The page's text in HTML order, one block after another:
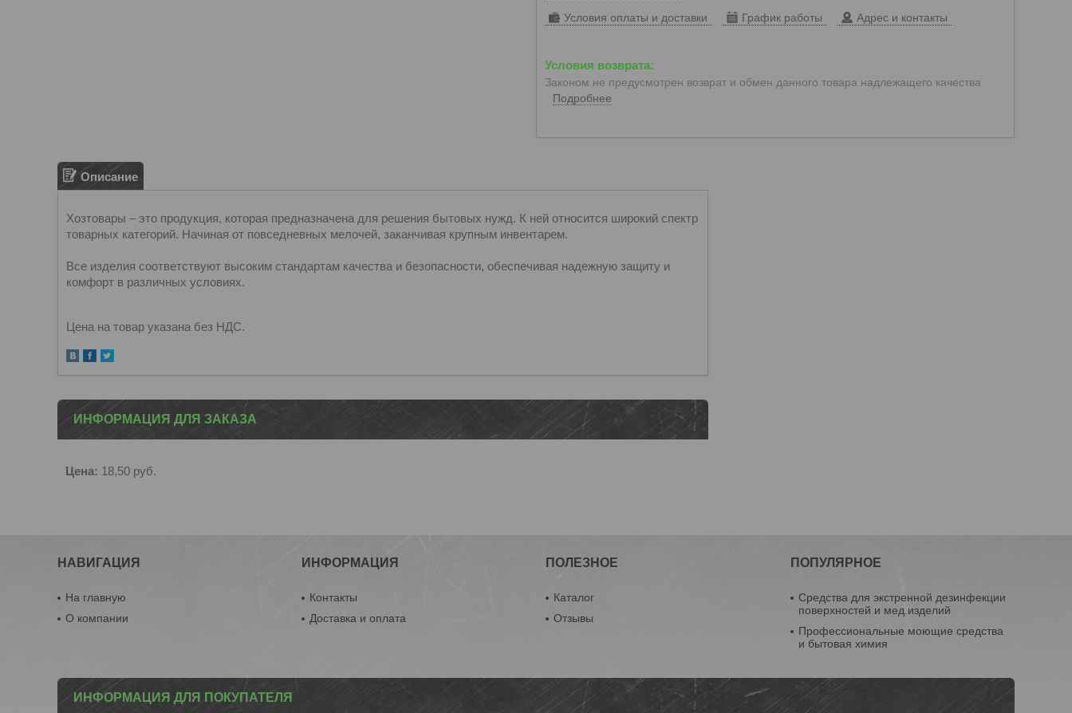
Условия оплаты и доставки График работы Адрес и контакты
Законом не предусмотрен возврат и обмен данного товара надлежащего качества
Подробнее
Описание
Хозтовары – это продукция, которая предназначена для решения бытовых нужд. К ней относится широкий спектр
товарных категорий. Начиная от повседневных мелочей, заканчивая крупным инвентарем.
Все изделия соответствуют высоким стандартам качества и безопасности, обеспечивая надежную защиту и
комфорт в различных условиях.
Цена на товар указана без НДС.
ИНФОРМАЦИЯ ДЛЯ ЗАКАЗА
Цена: 18,50 руб.
НАВИГАЦИЯ
На главную
О компании
ИНФОРМАЦИЯ
Контакты
Доставка и оплата
ПОЛЕЗНОЕ
Каталог
Отзывы
ПОПУЛЯРНОЕ
Средства для экстренной дезинфекции
поверхностей и мед.изделий
Профессиональные моющие средства
и бытовая химия
ИНФОРМАЦИЯ ДЛЯ ПОКУПАТЕЛЯ